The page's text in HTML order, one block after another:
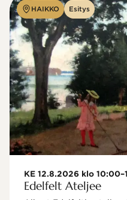
HAIKKO Esitys
KE 12.8.2026 klo
Edelfelt Ateljee